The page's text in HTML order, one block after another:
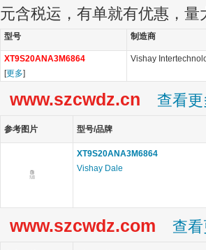
元含税运，有单就有优惠，
型号 制造商
XT9S20ANA3M6864
[更多]
Vishay
www.szcwdz.cn 查看
参考图片 型号/品牌
XT9S20ANA3M6864
Vishay Dale
www.szcwdz.com 查